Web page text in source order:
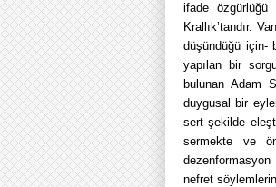
ifade özgürlüğü
Krallık’tandır.
düşündüğü için-
yapılan bir
bulunan Adam
duygusal bir
sert şekilde
sermekte ve
nefret